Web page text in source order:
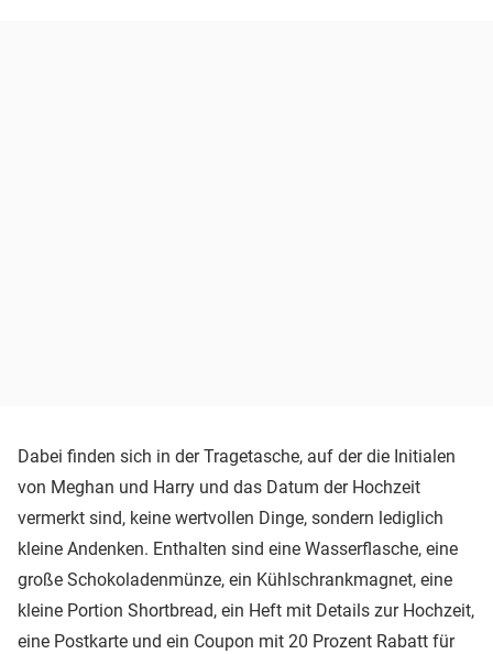
Dabei finden sich in der Tragetasche, auf der die Initialen
von Meghan und Harry und das Datum der Hochzeit
vermerkt sind, keine wertvollen Dinge, sondern lediglich
kleine Andenken. Enthalten sind eine Wasserflasche, eine
große Schokoladenmünze, ein Kühlschrankmagnet, eine
kleine Portion Shortbread, ein Heft mit Details zur Hochzeit,
eine Postkarte und ein Coupon mit 20 Prozent Rabatt für